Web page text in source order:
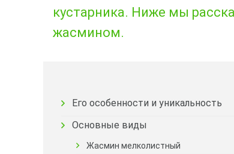
кустарника. Ниже мы
жасмином.
Его особенности и уникальность
Основные виды
Жасмин мелколистный